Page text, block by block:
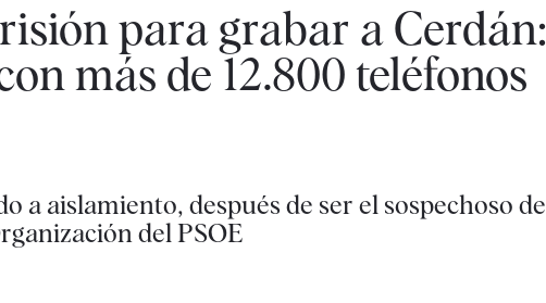
para grabar a Cerdán:
más de 12.800 teléfonos
a aislamiento, después de ser el sospechoso de
del PSOE